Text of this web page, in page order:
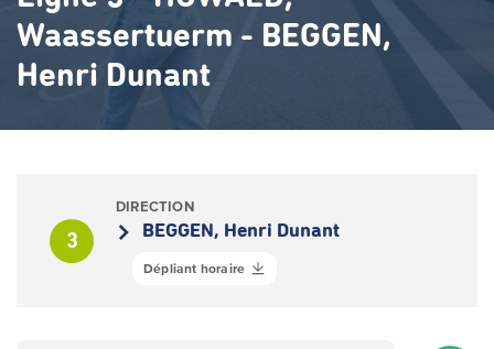
Waassertuerm - BEGGEN,
Henri Dunant
3
DIRECTION
BEGGEN, Henri Dunant
Dépliant horaire